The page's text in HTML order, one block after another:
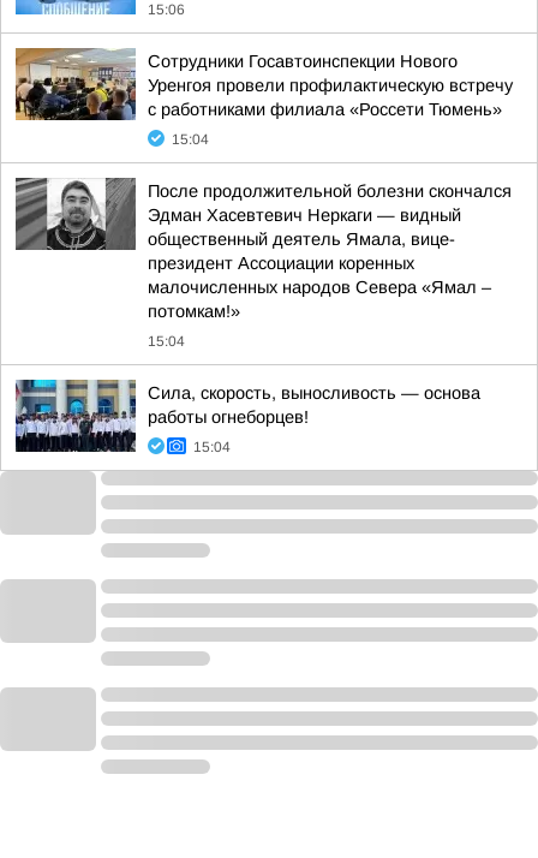
15:06
Сотрудники Госавтоинспекции Нового
Уренгоя провели профилактическую встречу
с работниками филиала «Россети Тюмень»
15:04
После продолжительной болезни скончался
Эдман Хасевтевич Неркаги — видный
общественный деятель Ямала, вице-
президент Ассоциации коренных
малочисленных народов Севера «Ямал –
потомкам!»
15:04
Сила, скорость, выносливость — основа
работы огнеборцев!
15:04